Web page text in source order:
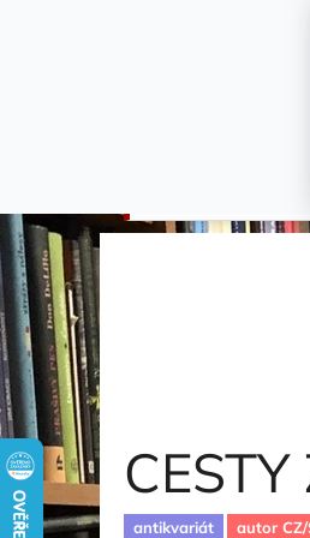
populárně
antikvariát autor CZ/